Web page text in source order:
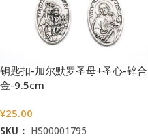
钥匙扣-加尔默罗圣母+圣心-锌合
金-9.5cm
¥25.00
SKU： HS00001795